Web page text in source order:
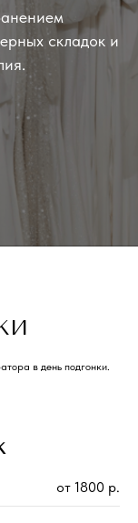
складок и
в день подгонки.
от 1800 р.